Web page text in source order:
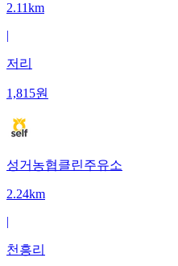
2.11km
|
저리
1,815원
성거농협클린주유소
2.24km
|
천흥리